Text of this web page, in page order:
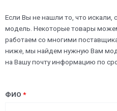
Если Вы не нашли то, что искали,
модель. Некоторые товары
работаем со многими
ниже, мы найдем нужную Вам
на Вашу почту информацию по
ФИО *